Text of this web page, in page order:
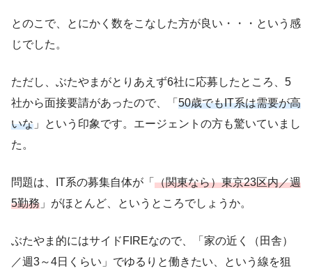
とのこで、とにかく数をこなした方が良い・・・という感
じでした。
ただし、ぶたやまがとりあえず6社に応募したところ、5
社から面接要請があったので、「 50歳でもIT系は需要が高
いな 」という印象です。エージェントの方も驚いていまし
た。
問題は、IT系の募集自体が「 （関東なら）東京23区内／週
5勤務 」がほとんど、というところでしょうか。
ぶたやま的にはサイドFIREなので、「家の近く（田舎）
／週3～4日くらい」でゆるりと働きたい、という線を狙